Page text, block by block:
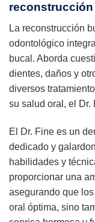
La reconstrucción
odontológico
bucal. Aborda
dientes, daños y
diversos
su salud oral, el Dr.
El Dr. Fine es un
dedicado y
habilidades y
proporcionar una
asegurando que
oral óptima, sino